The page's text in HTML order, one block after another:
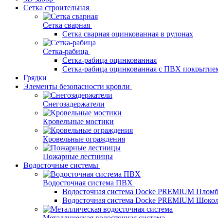
Сетка строительная
Сетка сварная
Сетка сварная оцинкованная в рулонах
Сетка-рабица
Сетка-рабица оцинкованная
Сетка-рабица оцинкованная с ПВХ
Грядки
Элементы безопасности кровли
Снегозадержатели
Кровельные мостики
Кровельные ограждения
Пожарные лестницы
Водосточные системы
Водосточная система ПВХ
Водосточная система Docke PREMIUM
Водосточная система Docke PREMIUM